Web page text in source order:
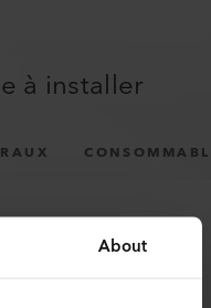
About
à installer